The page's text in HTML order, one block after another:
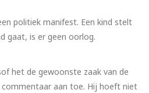
politiek manifest. Een kind stelt
gaat, is er geen oorlog.
het de gewoonste zaak van de
commentaar aan toe. Hij hoeft niet